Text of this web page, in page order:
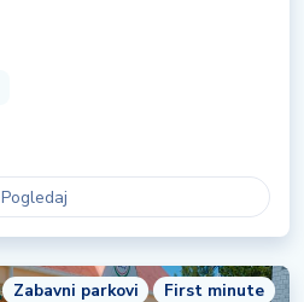
Pogledaj
Zabavni parkovi First minute